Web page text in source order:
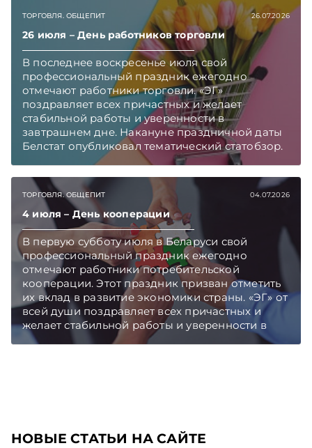
Подписывайтесь на Telegram‑канал и Viber.
Главное об экономике Беларуси — раньше,
чем в новостях TelegramViber
ТОРГОВЛЯ. ОБЩЕПИТ 26.07.2026
26 июля – День работников торговли
В последнее воскресенье июля свой
профессиональный праздник ежегодно
отмечают работники торговли. «ЭГ»
поздравляет всех причастных и желает
стабильной работы и уверенности в
завтрашнем дне. Накануне праздничной даты
Белстат опубликовал тематический статобзор.
Изучили его и выбрали самые интересные
цифры.
ТОРГОВЛЯ. ОБЩЕПИТ 04.07.2026
4 июля – День кооперации
В первую субботу июля в Беларуси свой
профессиональный праздник ежегодно
отмечают работники потребительской
кооперации. Этот праздник призван отметить
их вклад в развитие экономики страны. «ЭГ» от
всей души поздравляет всех причастных и
желает стабильной работы и уверенности в
завтрашнем дне. Пусть ваш нелегкий труд,
НОВЫЕ СТАТЬИ НА САЙТЕ